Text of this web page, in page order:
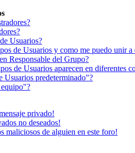
Usuarios?
de Usuarios y como me puedo unir a
Responsable del Grupo?
de Usuarios aparecen en diferentes
Usuarios predeterminado"?
privado!
no deseados!
maliciosos de alguien en este foro!